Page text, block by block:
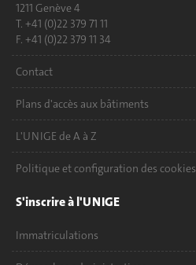
1211 Genève 4
T. +41 (0)22 379 71 11
F. +41 (0)22 379 11 34
Contact
Plans d'accès aux bâtiments
L'UNIGE de A à Z
Politique et configuration des cookies
S'inscrire à l'UNIGE
Immatriculations